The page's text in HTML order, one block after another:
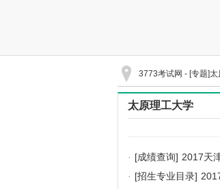
3773考试网 - [专题]
太原理工大学
· [成绩查询] 2017天
· [招生专业目录]